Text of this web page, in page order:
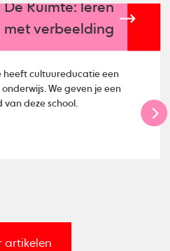
De Ruimte: leren
met verbeelding
heeft cultuureducatie een
We geven je een
deze school.
artikelen